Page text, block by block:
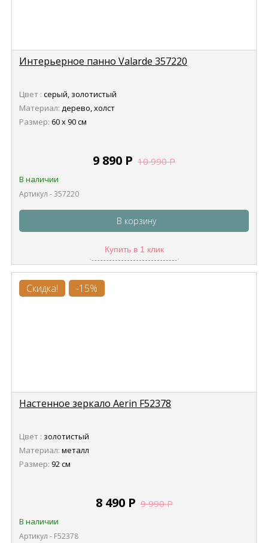
Интерьерное панно Valarde 357220
Цвет : серый, золотистый
Материал: дерево, холст
Размер: 60 х 90 см
9 890 Р 10 990Р
В наличии
Артикул - 357220
В корзину
Купить в 1 клик
Скидка! -15%
Настенное зеркало Aerin F52378
Цвет : золотистый
Материал: металл
Размер: 92 см
8 490 Р 9 990Р
В наличии
Артикул - F52378